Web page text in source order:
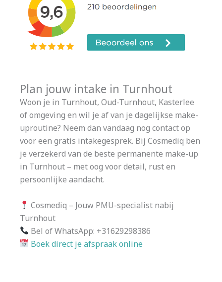
Plan jouw intake in Turnhout
Woon je in Turnhout, Oud-Turnhout, Kasterlee
of omgeving en wil je af van je dagelijkse make-
uproutine? Neem dan vandaag nog contact op
voor een gratis intakegesprek. Bij Cosmediq ben
je verzekerd van de beste permanente make-up
in Turnhout – met oog voor detail, rust en
persoonlijke aandacht.
Cosmediq – Jouw PMU-specialist nabij
Turnhout
Bel of WhatsApp: +31629298386
Boek direct je afspraak online